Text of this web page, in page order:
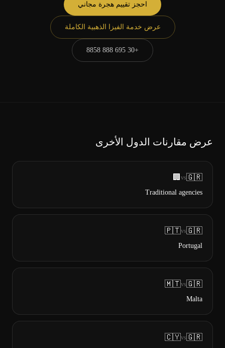
احجز تقييم هجرة مجاني
عرض خدمة الفيزا الذهبية الكاملة
+30 695 888 8858
عرض مقارنات الدول الأخرى
🇬🇷
vs
🏢
Traditional agencies
🇬🇷
vs
🇵🇹
Portugal
🇬🇷
vs
🇲🇹
Malta
🇬🇷
vs
🇨🇾